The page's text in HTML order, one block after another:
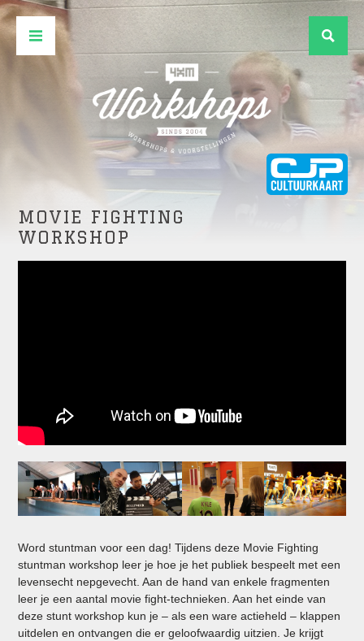
MOVIE FIGHTING
WORKSHOP
Word stuntman voor een dag! Tijdens deze Movie Fighting
stuntman workshop leer je hoe je het publiek bespeelt met een
levensecht nepgevecht. Aan de hand van enkele fragmenten
leer je een aantal movie fight-technieken. Aan het einde van
deze stunt workshop kun je – als een ware actieheld – klappen
uitdelen en ontvangen die er geloofwaardig uitzien. Je krijgt